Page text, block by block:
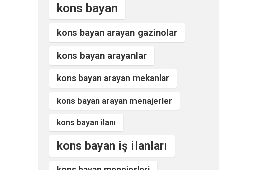
kons bayan
kons bayan arayan gazinolar
kons bayan arayanlar
kons bayan arayan mekanlar
kons bayan arayan menajerler
kons bayan ilanı
kons bayan iş ilanları